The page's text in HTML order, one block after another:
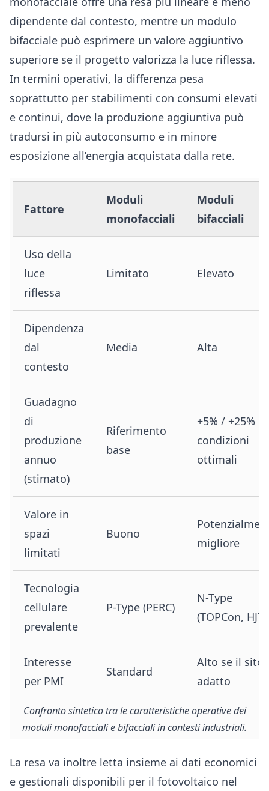
dipendente dal contesto, mentre un modulo
bifacciale può esprimere un valore aggiuntivo
superiore se il progetto valorizza la luce riflessa.
In termini operativi, la differenza pesa
soprattutto per stabilimenti con consumi elevati
e continui, dove la produzione aggiuntiva può
tradursi in più autoconsumo e in minore
esposizione all’energia acquistata dalla rete.
Fattore
Moduli
monofacciali
Moduli
bifacciali
Uso della
luce
riflessa
Limitato Elevato
Dipendenza
dal
contesto
Media Alta
Guadagno
di
produzione
annuo
(stimato)
Riferimento
base
+5% / +25% in
condizioni
ottimali
Valore in
spazi
limitati
Buono
migliore
Tecnologia
cellulare
prevalente
P-Type (PERC)
N-Type
(TOPCon, HJT)
Interesse
per PMI
Standard
Alto se il sito
adatto
Confronto sintetico tra le caratteristiche operative dei
moduli monofacciali e bifacciali in contesti industriali.
La resa va inoltre letta insieme ai dati economici
e gestionali disponibili per il fotovoltaico nel